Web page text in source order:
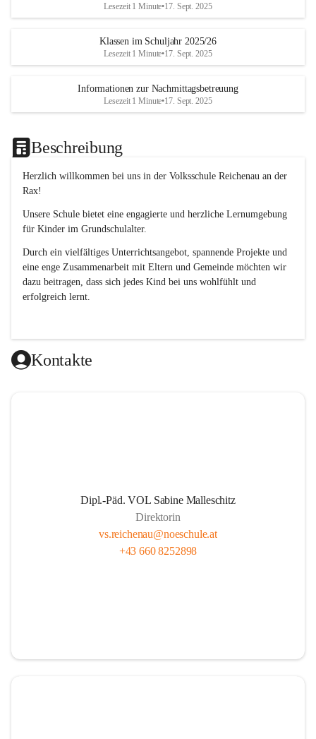
Lesezeit 1 Minute•17. Sept. 2025
Klassen im Schuljahr 2025/26
Lesezeit 1 Minute•17. Sept. 2025
Informationen zur Nachmittagsbetreuung
Lesezeit 1 Minute•17. Sept. 2025
Beschreibung
Herzlich willkommen bei uns in der Volksschule Reichenau an der
Rax!
Unsere Schule bietet eine engagierte und herzliche Lernumgebung
für Kinder im Grundschulalter.
Durch ein vielfältiges Unterrichtsangebot, spannende Projekte und
eine enge Zusammenarbeit mit Eltern und Gemeinde möchten wir
dazu beitragen, dass sich jedes Kind bei uns wohlfühlt und
erfolgreich lernt.
Kontakte
Dipl.-Päd. VOL Sabine Malleschitz
Direktorin
vs.reichenau@noeschule.at
+43 660 8252898